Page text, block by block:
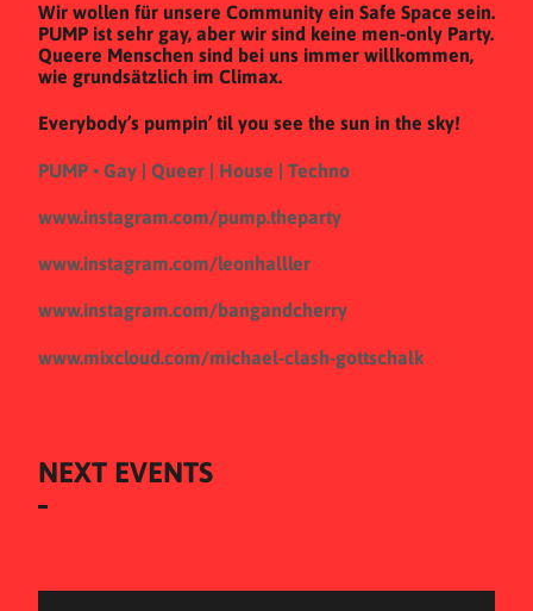
Wir wollen für unsere Community ein Safe Space sein.
PUMP ist sehr gay, aber wir sind keine men-only Party.
Queere Menschen sind bei uns immer willkommen,
wie grundsätzlich im Climax.
Everybody’s pumpin’ til you see the sun in the sky!
PUMP • Gay | Queer | House | Techno
www.instagram.com/pump.theparty
www.instagram.com/leonhalller
www.instagram.com/bangandcherry
www.mixcloud.com/michael-clash-gottschalk
NEXT EVENTS